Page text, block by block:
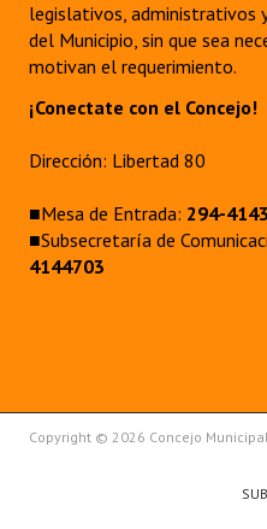
legislativos, administrativos
del Municipio, sin que sea
motivan el requerimiento.
¡Conectate con el Concejo!
Dirección: Libertad 80
■Mesa de Entrada: 294-
■Subsecretaría de
4144703
Copyright © 2026 Concejo